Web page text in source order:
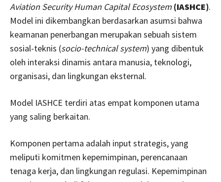
Aviation Security Human Capital Ecosystem (IASHCE).
Model ini dikembangkan berdasarkan asumsi bahwa
keamanan penerbangan merupakan sebuah sistem
sosial-teknis (socio-technical system) yang dibentuk
oleh interaksi dinamis antara manusia, teknologi,
organisasi, dan lingkungan eksternal.
Model IASHCE terdiri atas empat komponen utama
yang saling berkaitan.
Komponen pertama adalah input strategis, yang
meliputi komitmen kepemimpinan, perencanaan
tenaga kerja, dan lingkungan regulasi. Kepemimpinan